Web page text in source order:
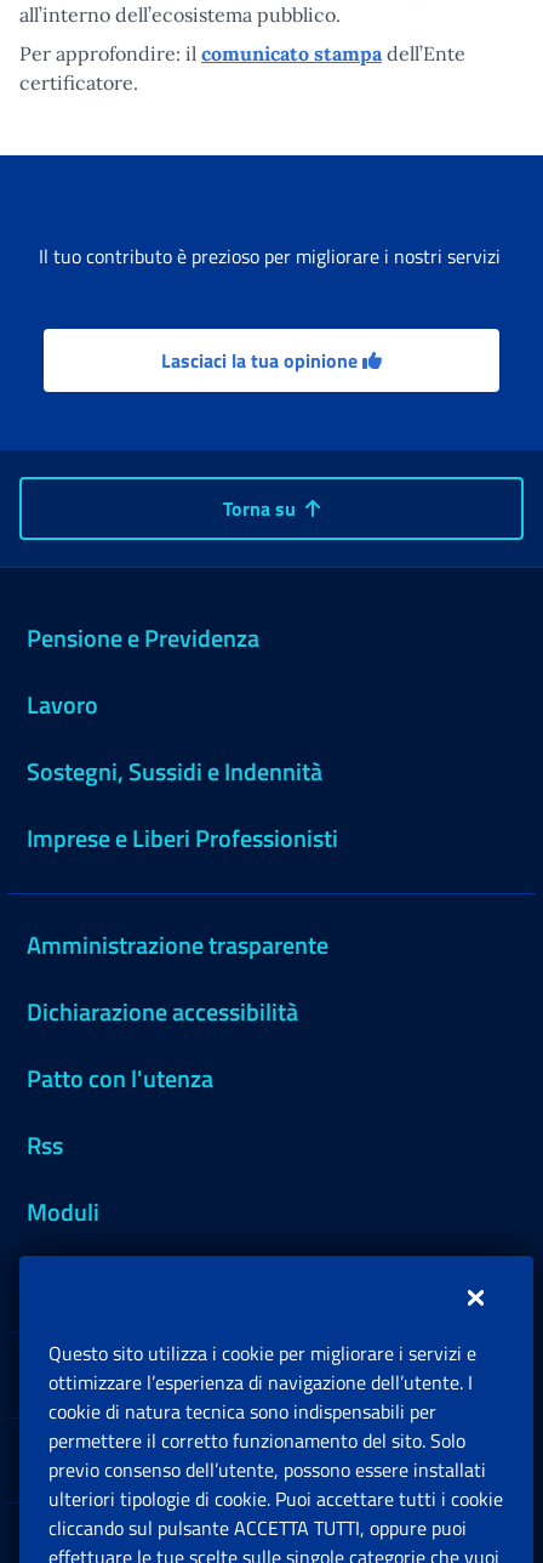
all’interno dell’ecosistema pubblico.
Per approfondire: il comunicato stampa dell’Ente
certificatore.
Il tuo contributo è prezioso per migliorare i nostri servizi
Lasciaci la tua opinione
Torna su
Pensione e Previdenza
Lavoro
Sostegni, Sussidi e Indennità
Imprese e Liberi Professionisti
Amministrazione trasparente
Dichiarazione accessibilità
Patto con l'utenza
Rss
Moduli
Sedi e Contatti
Software
Note Legali
Questo sito utilizza i cookie per migliorare i servizi e
ottimizzare l’esperienza di navigazione dell’utente. I
cookie di natura tecnica sono indispensabili per
permettere il corretto funzionamento del sito. Solo
previo consenso dell’utente, possono essere installati
ulteriori tipologie di cookie. Puoi accettare tutti i cookie
cliccando sul pulsante ACCETTA TUTTI, oppure puoi
effettuare le tue scelte sulle singole categorie che vuoi